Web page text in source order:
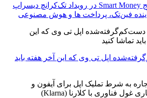
رونمایی از استیج Smart Money در رویداد تک‌کرانچ دیسراپ
اپل تی وی که این آخر هفته باید